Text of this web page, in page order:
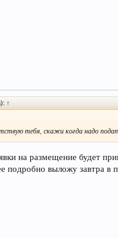
↑
тебя, скажи когда надо
на размещение будет
подробно выложу завтра в